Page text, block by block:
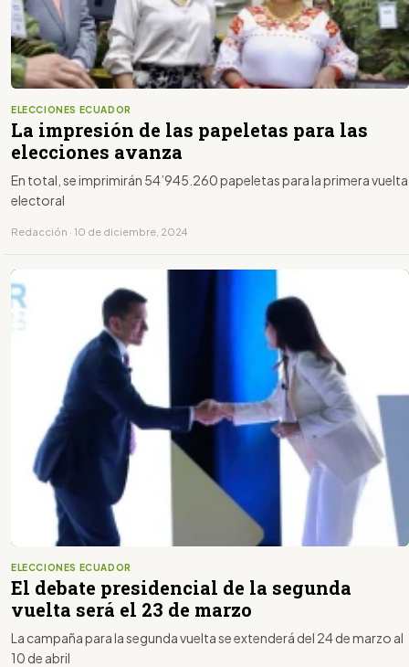
ELECCIONES ECUADOR
La impresión de las papeletas para las
elecciones avanza
En total, se imprimirán 54’945.260 papeletas para la primera vuelta
electoral
Redacción · 10 de diciembre, 2024
ELECCIONES ECUADOR
El debate presidencial de la segunda
vuelta será el 23 de marzo
La campaña para la segunda vuelta se extenderá del 24 de marzo al
10 de abril